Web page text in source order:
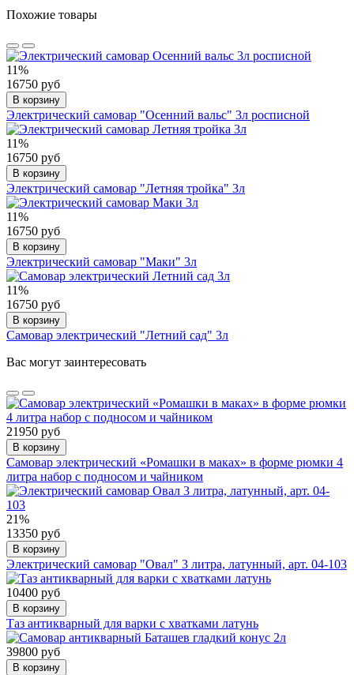
Похожие товары
11%
16750 руб
В корзину
Электрический самовар "Осенний вальс" 3л росписной
11%
16750 руб
В корзину
Электрический самовар "Летняя тройка" 3л
11%
16750 руб
В корзину
Электрический самовар "Маки" 3л
11%
16750 руб
В корзину
Самовар электрический "Летний сад" 3л
Вас могут заинтересовать
21950 руб
В корзину
Самовар электрический «Ромашки в маках» в форме рюмки 4
литра набор с подносом и чайником
21%
13350 руб
В корзину
Электрический самовар "Овал" 3 литра, латунный, арт. 04-103
10400 руб
В корзину
Таз антикварный для варки с хватками латунь
39800 руб
В корзину